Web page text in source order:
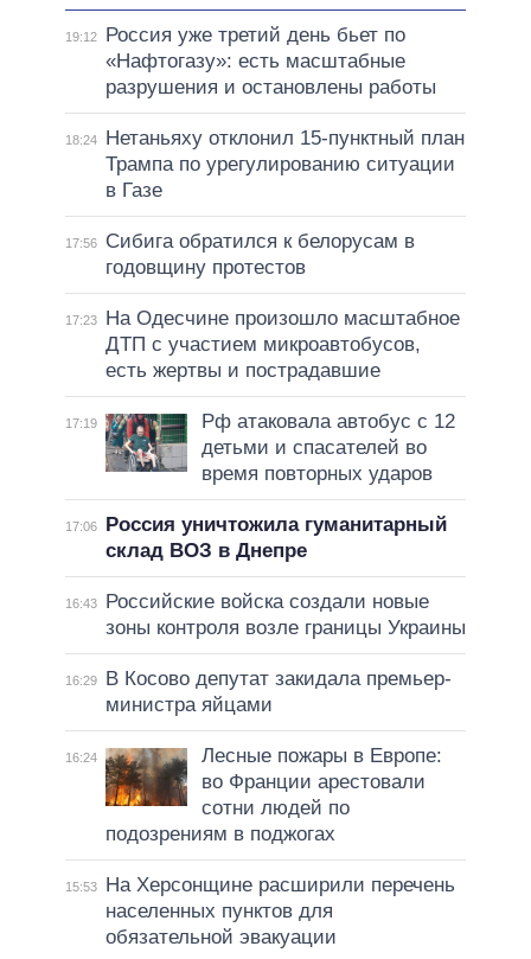
19:12
Россия уже третий день бьет по
«Нафтогазу»: есть масштабные
разрушения и остановлены работы
18:24
Нетаньяху отклонил 15-пунктный план
Трампа по урегулированию ситуации
в Газе
17:56
Сибига обратился к белорусам в
годовщину протестов
17:23
На Одесчине произошло масштабное
ДТП с участием микроавтобусов,
есть жертвы и пострадавшие
17:19
Рф атаковала автобус с 12
детьми и спасателей во
время повторных ударов
17:06
Россия уничтожила гуманитарный
склад ВОЗ в Днепре
16:43
Российские войска создали новые
зоны контроля возле границы Украины
16:29
В Косово депутат закидала премьер-
министра яйцами
16:24
Лесные пожары в Европе:
во Франции арестовали
сотни людей по
подозрениям в поджогах
15:53
На Херсонщине расширили перечень
населенных пунктов для
обязательной эвакуации